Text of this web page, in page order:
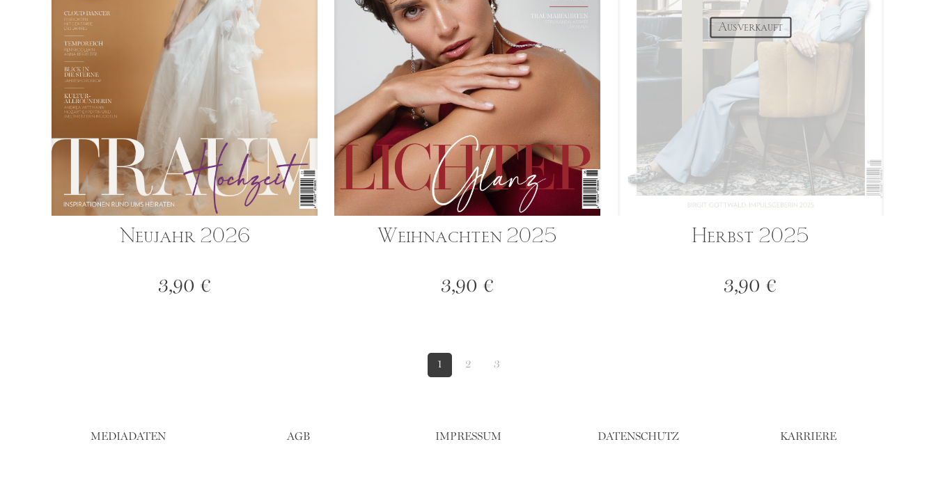
Neujahr 2026
3,90 €
Weihnachten 2025
3,90 €
Ausverkauft
Herbst 2025
3,90 €
1 2 3
MEDIADATEN AGB IMPRESSUM DATENSCHUTZ KARRIERE